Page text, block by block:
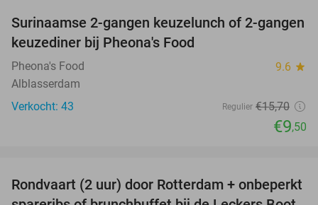
39%
Surinaamse 2-gangen keuzelunch of 2-gangen
keuzediner bij Pheona's Food
Pheona's Food 9.6 star
Alblasserdam
Verkocht: 43
Regulier €15,70
€9,50
24%
Rondvaart (2 uur) door Rotterdam + onbeperkt